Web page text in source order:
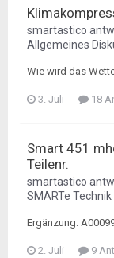
smartastico
Allgemeines
Wie wird das
3. Juli 18
Smart 451
Teilenr.
smartastico
SMARTe Technik
Ergänzung:
2. Juli 9